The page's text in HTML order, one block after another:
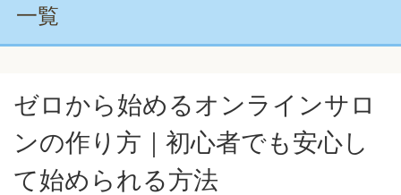
一覧
ゼロから始めるオンラインサロ
ンの作り方｜初心者でも安心し
て始められる方法